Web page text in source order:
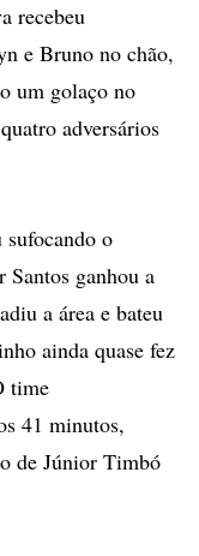
recebeu
e Bruno no chão,
um golaço no
adversários
o
ganhou a
a área e bateu
ainda quase fez
time
41 minutos,
de Júnior Timbó